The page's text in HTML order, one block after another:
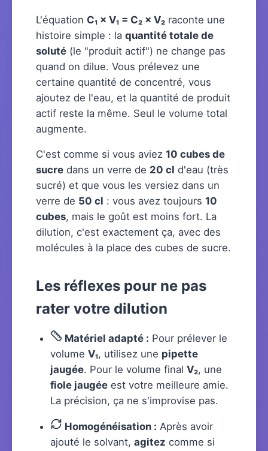
L'équation C₁ × V₁ = C₂ × V₂ raconte une
histoire simple : la quantité totale de
soluté (le "produit actif") ne change pas
quand on dilue. Vous prélevez une
certaine quantité de concentré, vous
ajoutez de l'eau, et la quantité de produit
actif reste la même. Seul le volume total
augmente.
C'est comme si vous aviez 10 cubes de
sucre dans un verre de 20 cl d'eau (très
sucré) et que vous les versiez dans un
verre de 50 cl : vous avez toujours 10
cubes, mais le goût est moins fort. La
dilution, c'est exactement ça, avec des
molécules à la place des cubes de sucre.
Les réflexes pour ne pas
rater votre dilution
Matériel adapté : Pour prélever le
volume V₁, utilisez une pipette
jaugée. Pour le volume final V₂, une
fiole jaugée est votre meilleure amie.
La précision, ça ne s'improvise pas.
Homogénéisation : Après avoir
ajouté le solvant, agitez comme si